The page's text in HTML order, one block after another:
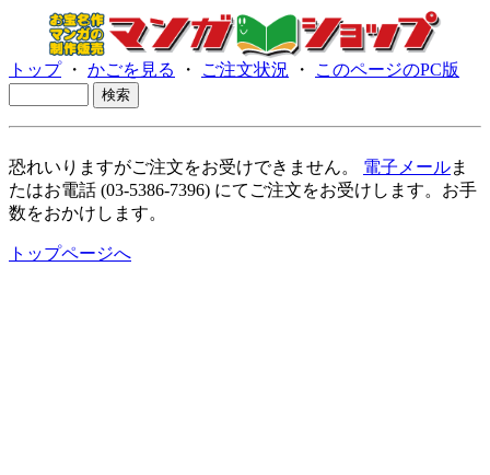
トップ・ かごを見る ・ ご注文状況 ・ このページのPC版
恐れいりますがご注文をお受けできません。 電子メールま
たはお電話 (03-5386-7396) にてご注文をお受けします。お手
数をおかけします。
トップページへ